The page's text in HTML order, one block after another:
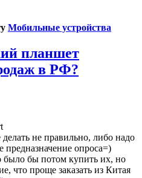
Мобильные устройства
планшет
в РФ?
не правильно, либо надо
предназначение опроса=)
было бы потом купить их, но
что проще заказать из Китая